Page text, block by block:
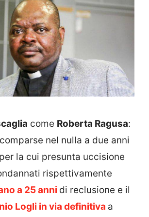
come Roberta Ragusa:
nel nulla a due anni
la cui presunta uccisione
rispettivamente
a 25 anni di reclusione e il
Logli in via definitiva a